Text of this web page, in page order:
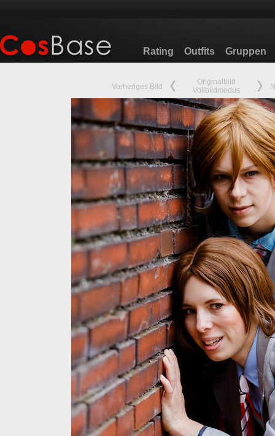
Rating Outfits Gruppen
Vorheriges Bild
Originalbild
Vollbildmodus